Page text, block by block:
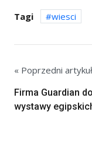
Tagi wiesci
« Poprzedni artykuł
Firma Guardian
wystawy